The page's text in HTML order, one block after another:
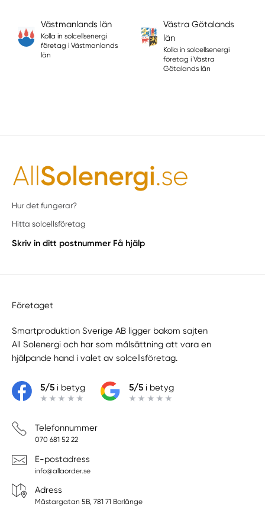
Västmanlands län
Kolla in solcellsenergi
företag i Västmanlands
län
Västra Götalands
län
Kolla in solcellsenergi
företag i Västra
Götalands län
Hur det fungerar?
Hitta solcellsföretag
Skriv in ditt postnummer Få hjälp
Företaget
Smartproduktion Sverige AB ligger bakom sajten
All Solenergi och har som målsättning att vara en
hjälpande hand i valet av solcellsföretag.
5/5i betyg 5/5i betyg
Telefonnummer
070 681 52 22
E-postadress
info@allaorder.se
Adress
Mästargatan 5B, 781 71 Borlänge